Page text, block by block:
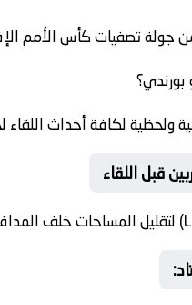
تصفيات كأس الأمم
ولحظية لكافة أحداث
قبل اللقاء